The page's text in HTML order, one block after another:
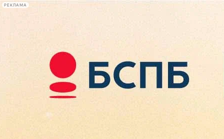
РЕКЛАМА
Сегодня:
2026.08.09
11:55
Афиша Plus